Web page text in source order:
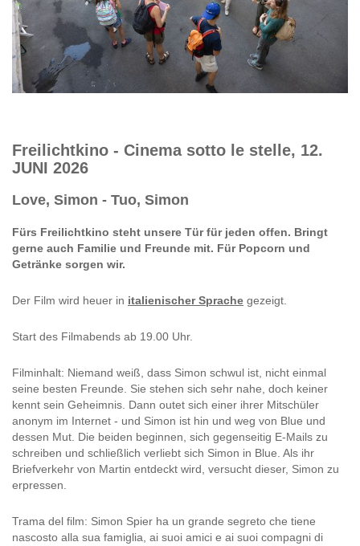
Freilichtkino - Cinema sotto le stelle, 12.
JUNI 2026
Love, Simon - Tuo, Simon
Fürs Freilichtkino steht unsere Tür für jeden offen. Bringt
gerne auch Familie und Freunde mit. Für Popcorn und
Getränke sorgen wir.
Der Film wird heuer in italienischer Sprache gezeigt.
Start des Filmabends ab 19.00 Uhr.
Filminhalt: Niemand weiß, dass Simon schwul ist, nicht einmal
seine besten Freunde. Sie stehen sich sehr nahe, doch keiner
kennt sein Geheimnis. Dann outet sich einer ihrer Mitschüler
anonym im Internet - und Simon ist hin und weg von Blue und
dessen Mut. Die beiden beginnen, sich gegenseitig E-Mails zu
schreiben und schließlich verliebt sich Simon in Blue. Als ihr
Briefverkehr von Martin entdeckt wird, versucht dieser, Simon zu
erpressen.
Trama del film: Simon Spier ha un grande segreto che tiene
nascosto alla sua famiglia, ai suoi amici e ai suoi compagni di